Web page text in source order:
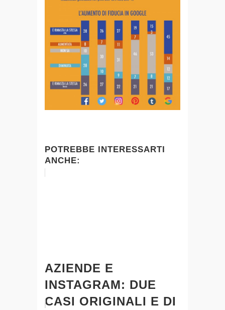
POTREBBE INTERESSARTI
ANCHE:
AZIENDE E
INSTAGRAM: DUE
CASI ORIGINALI E DI